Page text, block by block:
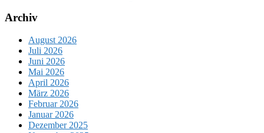
Archiv
August 2026
Juli 2026
Juni 2026
Mai 2026
April 2026
März 2026
Februar 2026
Januar 2026
Dezember 2025